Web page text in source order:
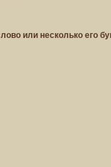
или несколько его